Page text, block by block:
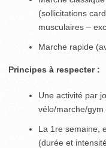
(sollicitations
musculaires –
Marche rapide
Principes à respecter :
Une activité par
vélo/marche/gym
La 1 re semaine,
(durée et